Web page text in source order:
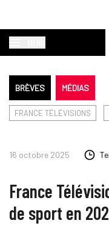
BRÈVES MÉDIAS
FRANCE TÉLÉVISIONS
16 octobre 2025
France
de sport en